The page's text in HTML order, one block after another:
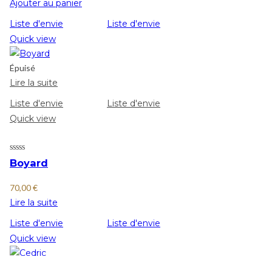
Ajouter au panier
Liste d'envie
Liste d'envie
Quick view
Épuisé
Lire la suite
Liste d'envie
Liste d'envie
Quick view
Boyard
70,00€
Lire la suite
Liste d'envie
Liste d'envie
Quick view